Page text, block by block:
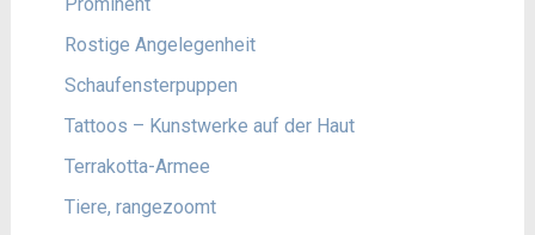
Rostige Angelegenheit
Schaufensterpuppen
Tattoos – Kunstwerke auf der Haut
Terrakotta-Armee
Tiere, rangezoomt